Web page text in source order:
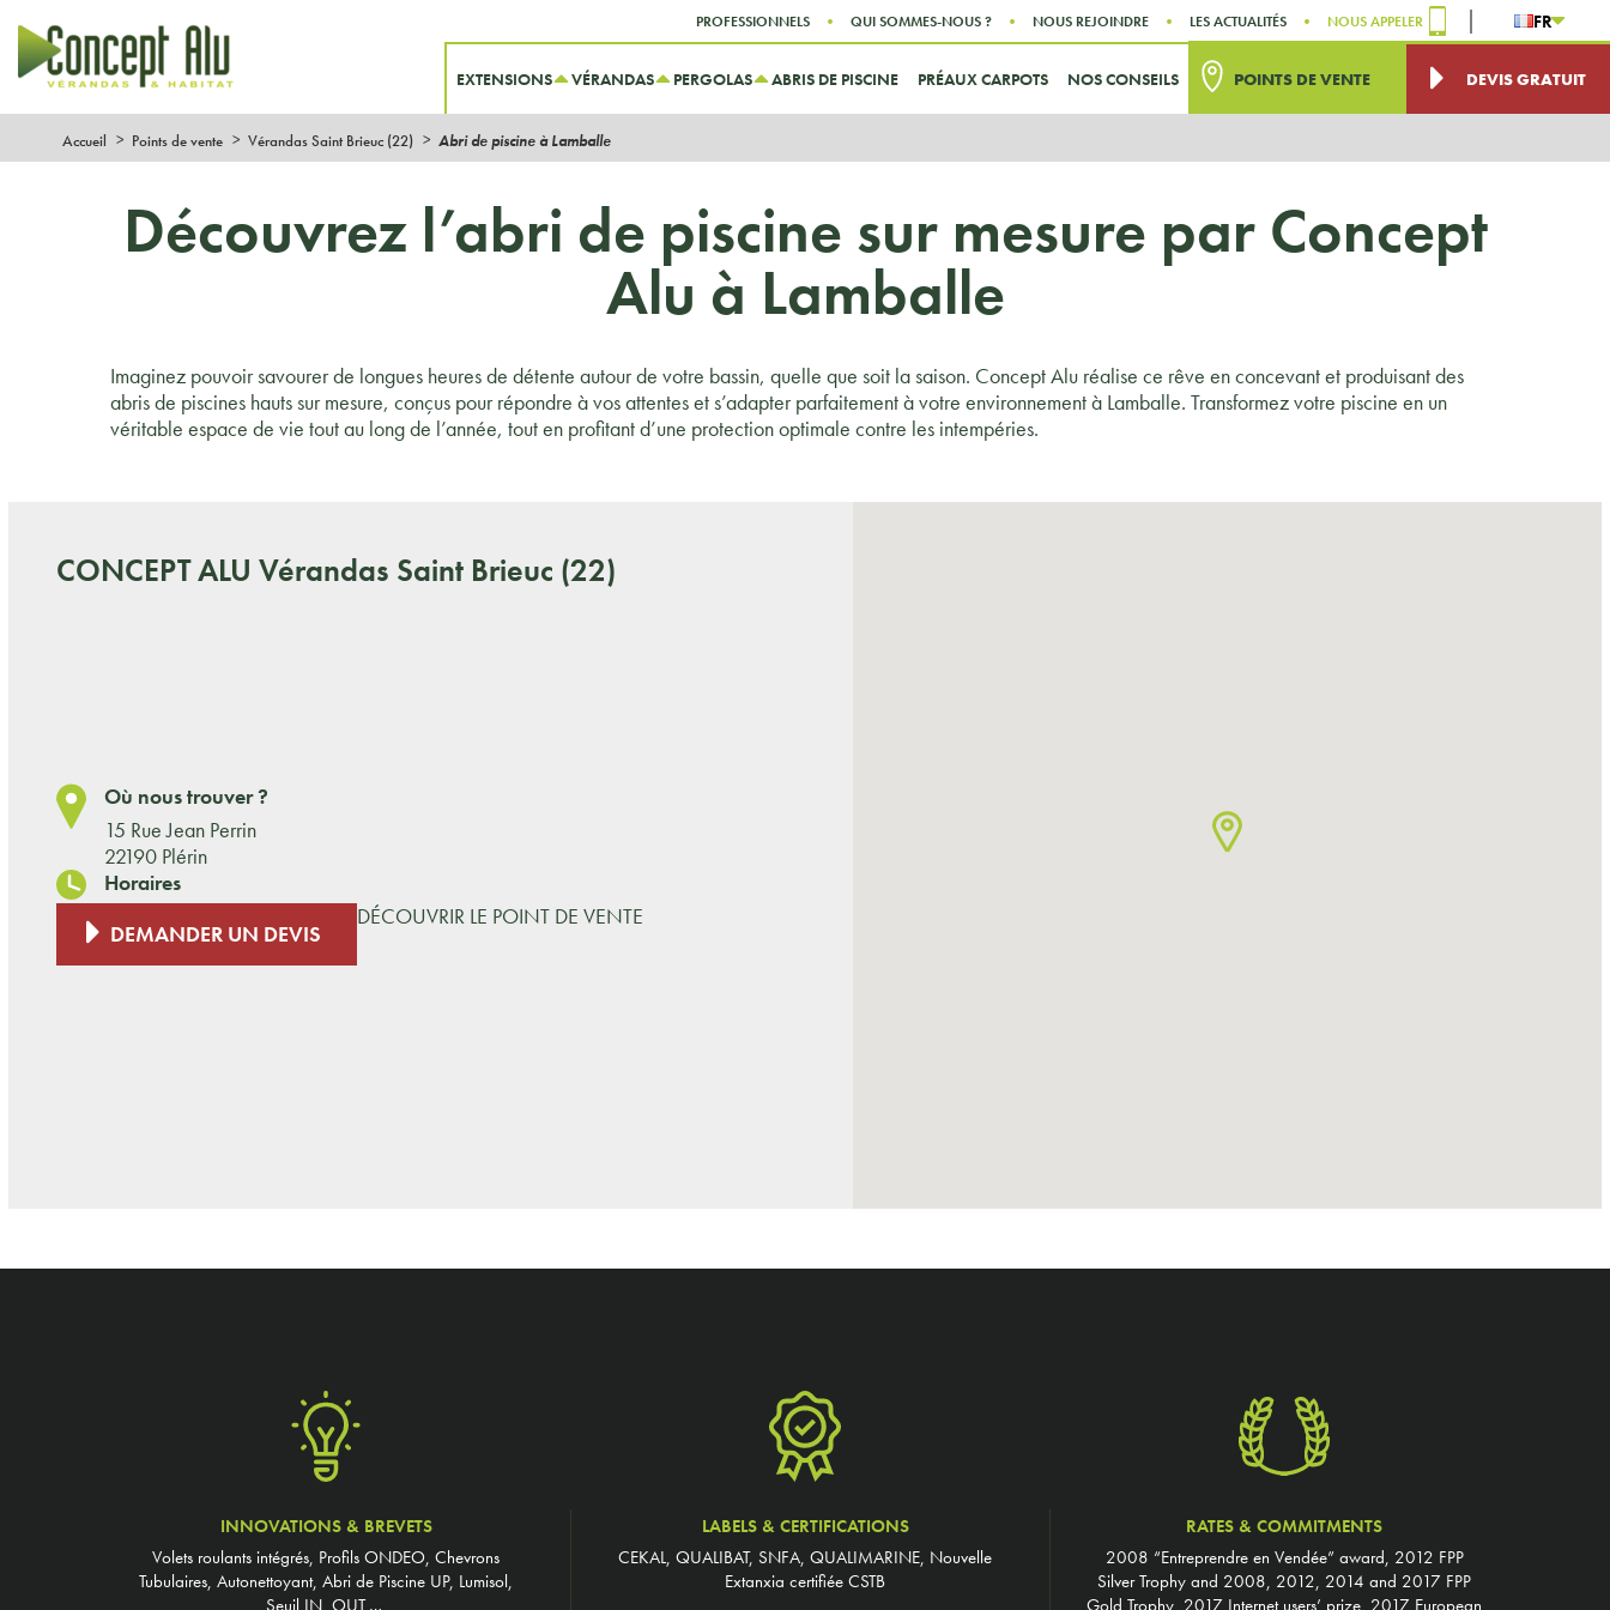
Aller au menu
Aller au contenu
PROFESSIONNELS QUI SOMMES-NOUS ? NOUS REJOINDRE LES ACTUALITÉS NOUS APPELER FR
EXTENSIONS VÉRANDAS PERGOLAS ABRIS DE PISCINE PRÉAUX CARPOTS NOS CONSEILS POINTS DE VENTE DEVIS GRATUIT
Accueil Points de vente Vérandas Saint Brieuc (22) Abri de piscine à Lamballe
Découvrez l’abri de piscine sur mesure par Concept
Alu à Lamballe
Imaginez pouvoir savourer de longues heures de détente autour de votre bassin, quelle que soit la saison. Concept Alu réalise ce rêve en concevant et produisant des
abris de piscines hauts sur mesure, conçus pour répondre à vos attentes et s’adapter parfaitement à votre environnement à Lamballe. Transformez votre piscine en un
véritable espace de vie tout au long de l’année, tout en profitant d’une protection optimale contre les intempéries.
CONCEPT ALU Vérandas Saint Brieuc (22)
Où nous trouver ?
15 Rue Jean Perrin
22190 Plérin
Horaires
DEMANDER UN DEVIS
DÉCOUVRIR LE POINT DE VENTE
INNOVATIONS & BREVETS
Volets roulants intégrés, Profils ONDEO, Chevrons
Tubulaires, Autonettoyant, Abri de Piscine UP, Lumisol,
Seuil IN_OUT,…
LABELS & CERTIFICATIONS
CEKAL, QUALIBAT, SNFA, QUALIMARINE, Nouvelle
Extanxia certifiée CSTB
RATES & COMMITMENTS
2008 “Entreprendre en Vendée” award, 2012 FPP
Silver Trophy and 2008, 2012, 2014 and 2017 FPP
Gold Trophy, 2017 Internet users’ prize, 2017 European